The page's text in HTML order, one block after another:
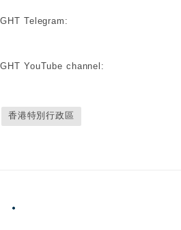
Telegram:
YouTube channel:
香港特別行政區